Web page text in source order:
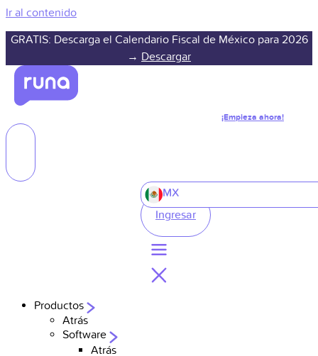
Ir al contenido
GRATIS: Descarga el Calendario Fiscal de México para 2026
→ Descargar
¡Empieza ahora!
MX
Ingresar
Productos
Atrás
Software
Atrás